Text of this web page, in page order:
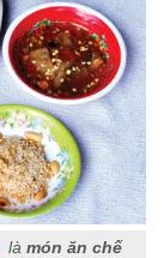
là món ăn chế